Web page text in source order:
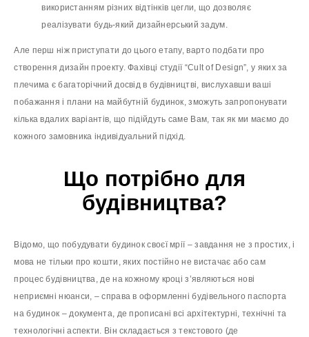
використанням різних відтінків цегли, що дозволяє
реалізувати будь-який дизайнерський задум.
Але перш ніж приступати до цього етапу, варто подбати про
створення дизайн проекту. Фахівці студії “Cult of Design”, у яких за
плечима є багаторічний досвід в будівництві, вислухавши ваші
побажання і плани на майбутній будинок, зможуть запропонувати
кілька вдалих варіантів, що підійдуть саме Вам, так як ми маємо до
кожного замовника індивідуальний підхід.
Що потрібно для
будівництва?
Відомо, що побудувати будинок своєї мрії – завдання не з простих, і
мова не тільки про кошти, яких постійно не вистачає або сам
процес будівництва, де на кожному кроці з’являються нові
неприємні нюанси, – справа в оформленні будівельного паспорта
на будинок – документа, де прописані всі архітектурні, технічні та
технологічні аспекти. Він складається з текстового (де